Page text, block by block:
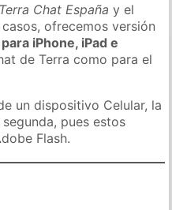
Terra Chat España y el
ofrecemos versión
iPhone, iPad e
de Terra como para el
un dispositivo Celular, la
pues estos
Flash.